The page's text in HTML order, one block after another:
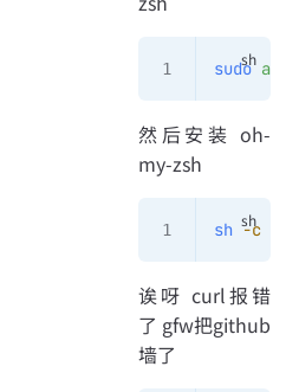
sudo apt
然后安装 oh-
my-zsh
sh -c
诶呀 curl报错
了 gfw把github
墙了